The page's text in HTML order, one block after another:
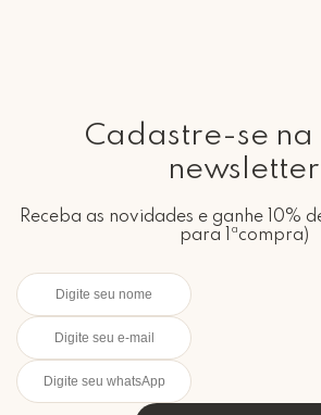
Cadastre-se na
newsletter
Receba as novidades e ganhe 10%
para 1ªcompra)